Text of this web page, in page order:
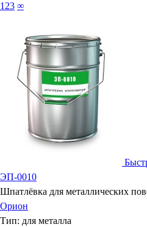
123 ∞
ЭП-0010
Шпатлёвка для металлических
Орион
Тип: для металла